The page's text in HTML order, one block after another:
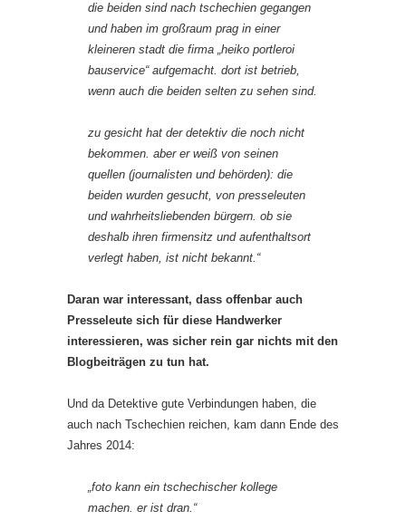
die beiden sind nach tschechien gegangen
und haben im großraum prag in einer
kleineren stadt die firma „heiko portleroi
bauservice“ aufgemacht. dort ist betrieb,
wenn auch die beiden selten zu sehen sind.
zu gesicht hat der detektiv die noch nicht
bekommen. aber er weiß von seinen
quellen (journalisten und behörden): die
beiden wurden gesucht, von presseleuten
und wahrheitsliebenden bürgern. ob sie
deshalb ihren firmensitz und aufenthaltsort
verlegt haben, ist nicht bekannt.“
Daran war interessant, dass offenbar auch
Presseleute sich für diese Handwerker
interessieren, was sicher rein gar nichts mit den
Blogbeiträgen zu tun hat.
Und da Detektive gute Verbindungen haben, die
auch nach Tschechien reichen, kam dann Ende des
Jahres 2014:
„foto kann ein tschechischer kollege
machen. er ist dran.“